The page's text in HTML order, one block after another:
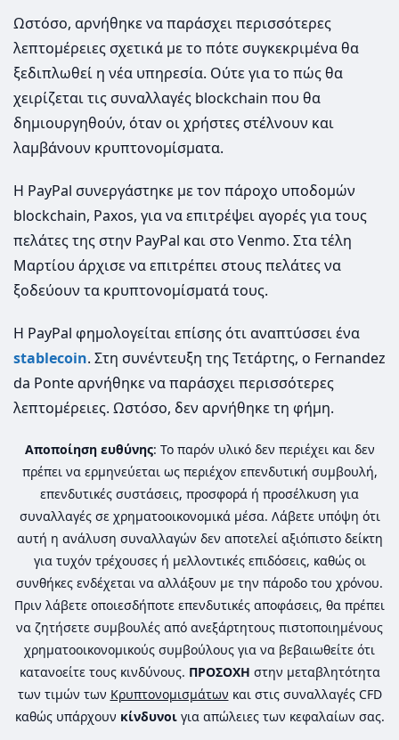
Ωστόσο, αρνήθηκε να παράσχει περισσότερες
λεπτομέρειες σχετικά με το πότε συγκεκριμένα θα
ξεδιπλωθεί η νέα υπηρεσία. Ούτε για το πώς θα
χειρίζεται τις συναλλαγές blockchain που θα
δημιουργηθούν, όταν οι χρήστες στέλνουν και
λαμβάνουν κρυπτονομίσματα.
Η PayPal συνεργάστηκε με τον πάροχο υποδομών
blockchain, Paxos, για να επιτρέψει αγορές για τους
πελάτες της στην PayPal και στο Venmo. Στα τέλη
Μαρτίου άρχισε να επιτρέπει στους πελάτες να
ξοδεύουν τα κρυπτονομίσματά τους.
Η PayPal φημολογείται επίσης ότι αναπτύσσει ένα
stablecoin. Στη συνέντευξη της Τετάρτης, ο Fernandez
da Ponte αρνήθηκε να παράσχει περισσότερες
λεπτομέρειες. Ωστόσο, δεν αρνήθηκε τη φήμη.
Αποποίηση ευθύνης: Το παρόν υλικό δεν περιέχει και δεν
πρέπει να ερμηνεύεται ως περιέχον επενδυτική συμβουλή,
επενδυτικές συστάσεις, προσφορά ή προσέλκυση για
συναλλαγές σε χρηματοοικονομικά μέσα. Λάβετε υπόψη ότι
αυτή η ανάλυση συναλλαγών δεν αποτελεί αξιόπιστο δείκτη
για τυχόν τρέχουσες ή μελλοντικές επιδόσεις, καθώς οι
συνθήκες ενδέχεται να αλλάξουν με την πάροδο του χρόνου.
Πριν λάβετε οποιεσδήποτε επενδυτικές αποφάσεις, θα πρέπει
να ζητήσετε συμβουλές από ανεξάρτητους πιστοποιημένους
χρηματοοικονομικούς συμβούλους για να βεβαιωθείτε ότι
κατανοείτε τους κινδύνους. ΠΡΟΣΟΧΗ στην μεταβλητότητα
των τιμών των Κρυπτονομισμάτων και στις συναλλαγές CFD
καθώς υπάρχουν κίνδυνοιγια απώλειες των κεφαλαίων σας.